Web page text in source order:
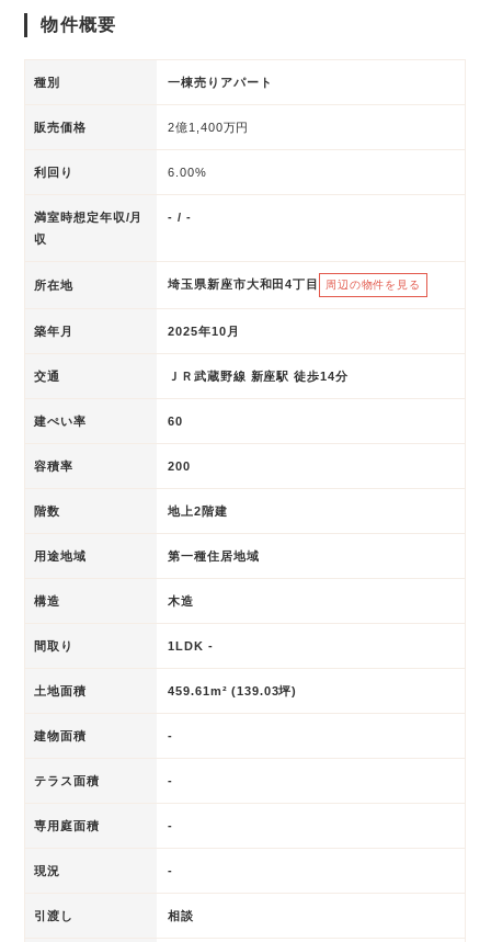
物件概要
種別 一棟売りアパート
販売価格 2億1,400万円
利回り 6.00%
満室時想定年収/月
収
- / -
所在地 埼玉県新座市大和田4丁目 周辺の物件を見る
築年月 2025年10月
交通 ＪＲ武蔵野線 新座駅 徒歩14分
建ぺい率 60
容積率 200
階数 地上2階建
用途地域 第一種住居地域
構造 木造
間取り 1LDK -
土地面積 459.61m² (139.03坪)
建物面積 -
テラス面積 -
専用庭面積 -
現況 -
引渡し 相談